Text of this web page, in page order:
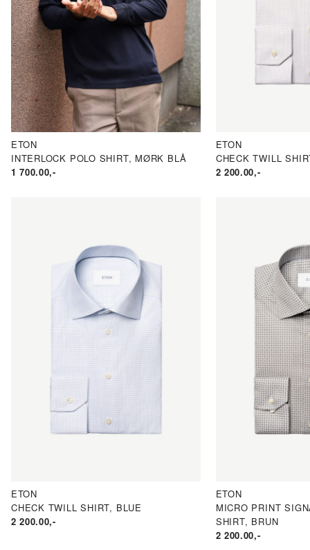
ETON
INTERLOCK POLO SHIRT, MØRK BLÅ
1 700.00,-
ETON
CHECK TWILL
2 200.00,-
ETON
CHECK TWILL SHIRT, BLUE
2 200.00,-
ETON
MICRO PRINT
SHIRT, BRUN
2 200.00,-